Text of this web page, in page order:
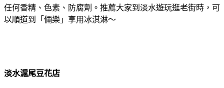
任何香精、色素、防腐劑。推薦大家到淡水遊玩逛老街時，可
以順道到「倆樂」享用冰淇淋～
淡水滬尾豆花店